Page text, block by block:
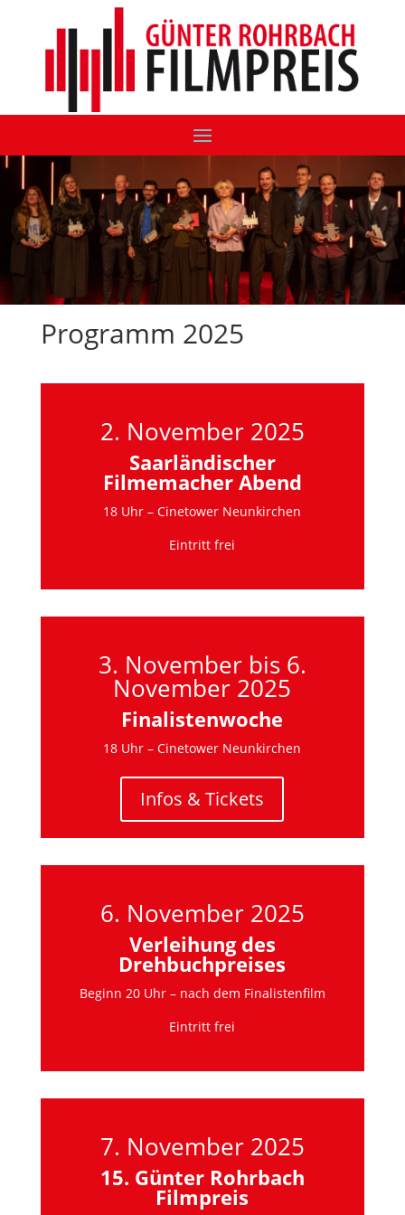
Programm 2025
2. November 2025
Saarländischer
Filmemacher Abend
18 Uhr – Cinetower Neunkirchen
Eintritt frei
3. November bis 6.
November 2025
Finalistenwoche
18 Uhr – Cinetower Neunkirchen
Infos & Tickets
6. November 2025
Verleihung des
Drehbuchpreises
Beginn 20 Uhr – nach dem Finalistenfilm
Eintritt frei
7. November 2025
15. Günter Rohrbach
Filmpreis